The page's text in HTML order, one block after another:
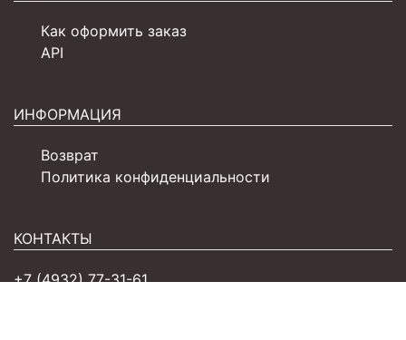
Как оформить заказ
API
ИНФОРМАЦИЯ
Возврат
Политика конфиденциальности
КОНТАКТЫ
+7 (4932) 77-31-61